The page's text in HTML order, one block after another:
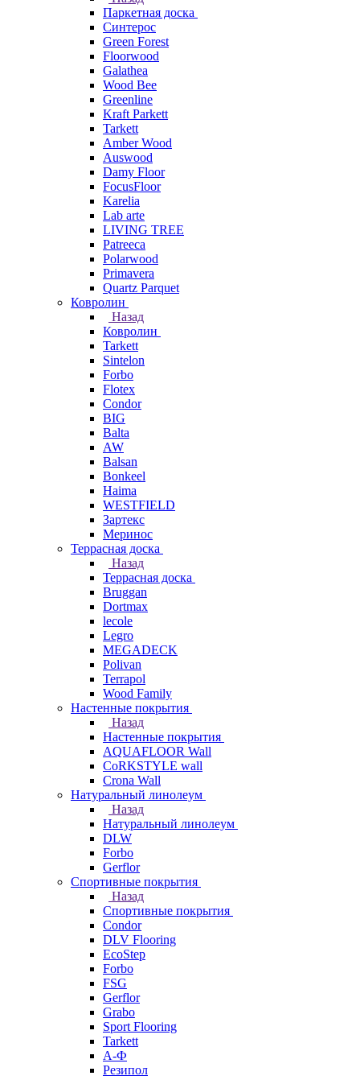
Паркетная доска
Синтерос
Green Forest
Floorwood
Galathea
Wood Bee
Greenline
Kraft Parkett
Tarkett
Amber Wood
Auswood
Damy Floor
FocusFloor
Karelia
Lab arte
LIVING TREE
Patreeca
Polarwood
Primavera
Quartz Parquet
Ковролин
Назад
Ковролин
Tarkett
Sintelon
Forbo
Flotex
Condor
BIG
Balta
AW
Balsan
Bonkeel
Haima
WESTFIELD
Зартекс
Меринос
Террасная доска
Назад
Террасная доска
Bruggan
Dortmax
lecole
Legro
MEGADECK
Polivan
Terrapol
Wood Family
Настенные покрытия
Назад
Настенные покрытия
AQUAFLOOR Wall
CoRKSTYLE wall
Crona Wall
Натуральный линолеум
Назад
Натуральный линолеум
DLW
Forbo
Gerflor
Спортивные покрытия
Назад
Спортивные покрытия
Condor
DLV Flooring
EcoStep
Forbo
FSG
Gerflor
Grabo
Sport Flooring
Tarkett
А-Ф
Резипол